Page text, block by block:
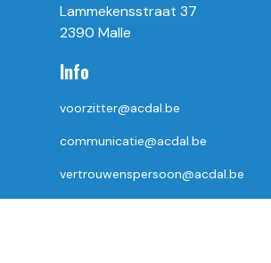
Lammekensstraat 37
2390 Malle
Info
voorzitter@acdal.be
communicatie@acdal.be
vertrouwenspersoon@acdal.be